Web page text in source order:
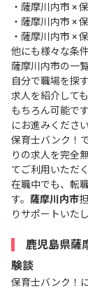
・ 薩摩川内市 ×
・ 薩摩川内市 ×
・ 薩摩川内市 ×
他にも様々な条
薩摩川内市の一
自分で職場を探
求人を紹介して
もちろん可能で
にお進みください
保育士バンク！
りの求人を完全
てご利用いただ
在職中でも、転
す。 薩摩川内市
りサポートいたし
鹿児島県薩
験談
保育士バンク！